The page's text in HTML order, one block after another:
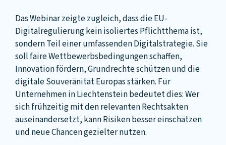
Das Webinar zeigte zugleich, dass die EU-
Digitalregulierung kein isoliertes Pflichtthema ist,
sondern Teil einer umfassenden Digitalstrategie. Sie
soll faire Wettbewerbsbedingungen schaffen,
Innovation fördern, Grundrechte schützen und die
digitale Souveränität Europas stärken. Für
Unternehmen in Liechtenstein bedeutet dies: Wer
sich frühzeitig mit den relevanten Rechtsakten
auseinandersetzt, kann Risiken besser einschätzen
und neue Chancen gezielter nutzen.